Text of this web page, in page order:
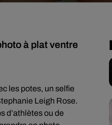
à plat ventre
les potes, un selfie
Leigh Rose.
d’athlètes ou de